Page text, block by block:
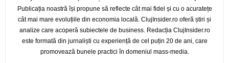
Publicația noastră își propune să reflecte cât mai fidel și cu o acuratețe
cât mai mare evoluțiile din economia locală. ClujInsider.ro oferă știri și
analize care acoperă subiectele de business. Redacția ClujInsider.ro
este formată din jurnaliști cu experiență de cel puțin 20 de ani, care
promovează bunele practici în domeniul mass-media.